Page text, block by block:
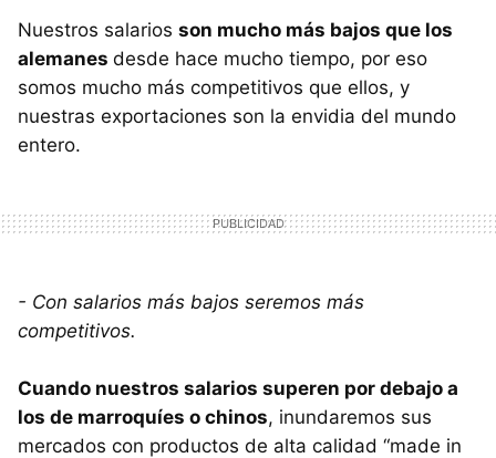
Nuestros salarios son mucho más bajos que los
alemanes desde hace mucho tiempo, por eso
somos mucho más competitivos que ellos, y
nuestras exportaciones son la envidia del mundo
entero.
- Con salarios más bajos seremos más
competitivos.
Cuando nuestros salarios superen por debajo a
los de marroquíes o chinos, inundaremos sus
mercados con productos de alta calidad “made in